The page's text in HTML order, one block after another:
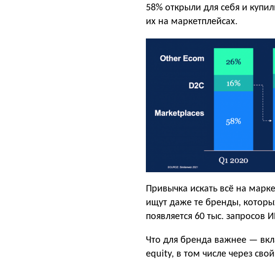
58% открыли для себя и
их на маркетплейсах.
Привычка искать всё на
ищут даже те бренды,
появляется 60 тыс. запросов
Что для бренда важнее —
equity, в том числе через